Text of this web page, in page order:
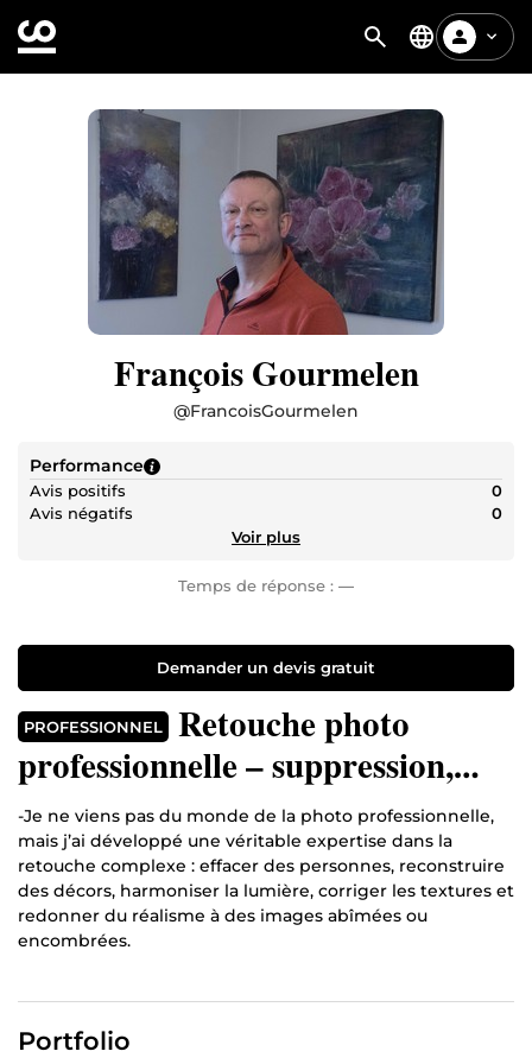
François Gourmelen
@FrancoisGourmelen
Performance
Avis positifs
0
Avis négatifs
0
Voir plus
Temps de réponse : —
Demander un devis gratuit
PROFESSIONNEL
Retouche photo
professionnelle – suppression,
reconstruction, textures &
lumière
-Je ne viens pas du monde de la photo professionnelle,
mais j’ai développé une véritable expertise dans la
retouche complexe : effacer des personnes, reconstruire
des décors, harmoniser la lumière, corriger les textures et
redonner du réalisme à des images abîmées ou
encombrées.
patience et souci du détail. Chaque retouche est pour
moi un travail de reconstruction visuelle où je veille à
respecter la cohérence des matières, des ombres, des
Portfolio